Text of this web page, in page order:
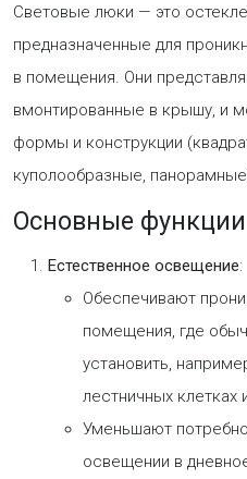
Световые люки — это
предназначенные для
в помещения. Они
вмонтированные в крышу, и
формы и конструкции
куполообразные,
Основные
Естественное освещение:
Обеспечивают
помещения, где
установить,
лестничных клетках
Уменьшают
освещении в